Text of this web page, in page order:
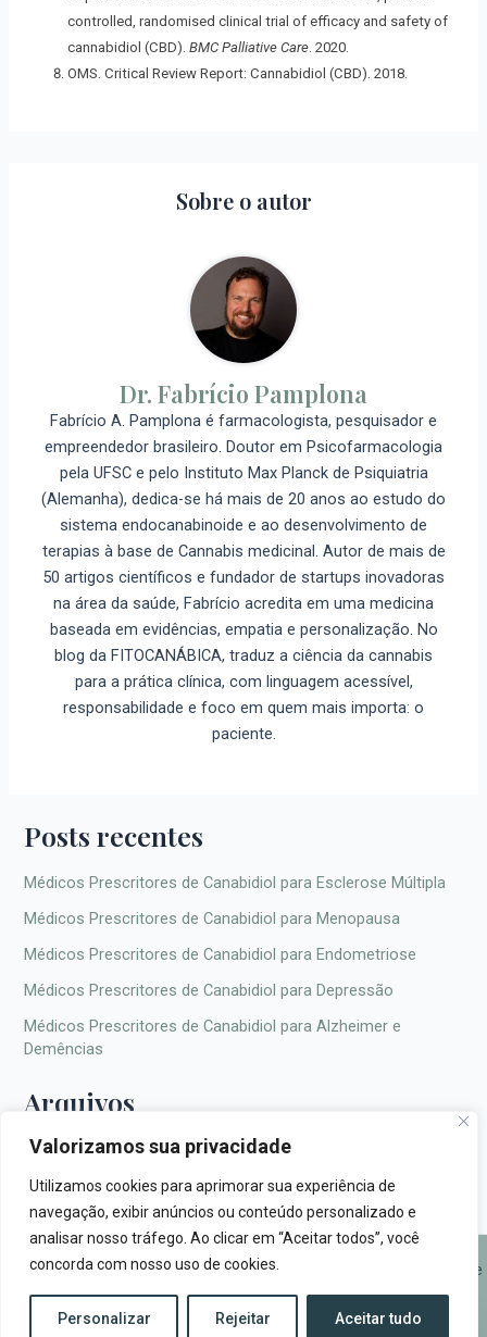
Valorizamos sua privacidade
Utilizamos cookies para aprimorar sua experiência de
navegação, exibir anúncios ou conteúdo personalizado e
analisar nosso tráfego. Ao clicar em “Aceitar todos”, você
concorda com nosso uso de cookies.
Personalizar Rejeitar Aceitar tudo
controlled, randomised clinical trial of efficacy and safety of
cannabidiol (CBD). BMC Palliative Care. 2020.
OMS. Critical Review Report: Cannabidiol (CBD). 2018.
Sobre o autor
Dr. Fabrício Pamplona
Fabrício A. Pamplona é farmacologista, pesquisador e
empreendedor brasileiro. Doutor em Psicofarmacologia
pela UFSC e pelo Instituto Max Planck de Psiquiatria
(Alemanha), dedica-se há mais de 20 anos ao estudo do
sistema endocanabinoide e ao desenvolvimento de
terapias à base de Cannabis medicinal. Autor de mais de
50 artigos científicos e fundador de startups inovadoras
na área da saúde, Fabrício acredita em uma medicina
baseada em evidências, empatia e personalização. No
blog da FITOCANÁBICA, traduz a ciência da cannabis
para a prática clínica, com linguagem acessível,
responsabilidade e foco em quem mais importa: o
paciente.
Posts recentes
Médicos Prescritores de Canabidiol para Esclerose Múltipla
Médicos Prescritores de Canabidiol para Menopausa
Médicos Prescritores de Canabidiol para Endometriose
Médicos Prescritores de Canabidiol para Depressão
Médicos Prescritores de Canabidiol para Alzheimer e
Demências
Arquivos
© 2026 Fito Canabica |fitocanabica.com.br Política de Privacidade
Entrar em Contato